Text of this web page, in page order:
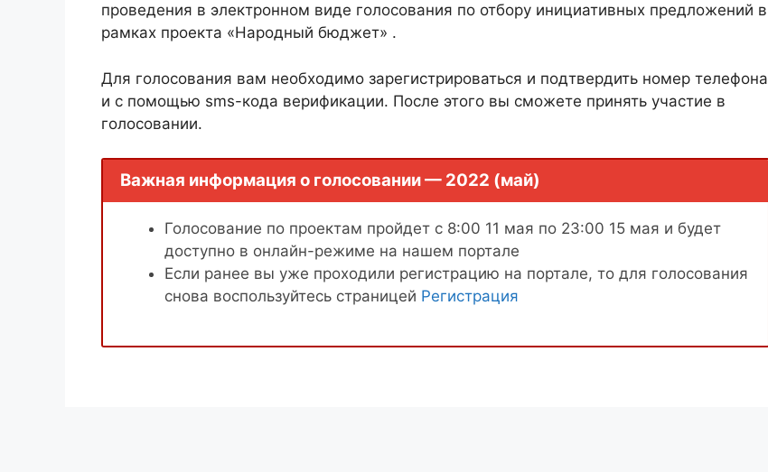
проведения в электронном виде голосования по отбору инициативных предложений в
рамках проекта «Народный бюджет» .
Для голосования вам необходимо зарегистрироваться и подтвердить номер телефона
и с помощью sms-кода верификации. После этого вы сможете принять участие в
голосовании.
Важная информация о голосовании — 2022 (май)
Голосование по проектам пройдет с 8:00 11 мая по 23:00 15 мая и будет
доступно в онлайн-режиме на нашем портале
Если ранее вы уже проходили регистрацию на портале, то для голосования
снова воспользуйтесь страницей Регистрация